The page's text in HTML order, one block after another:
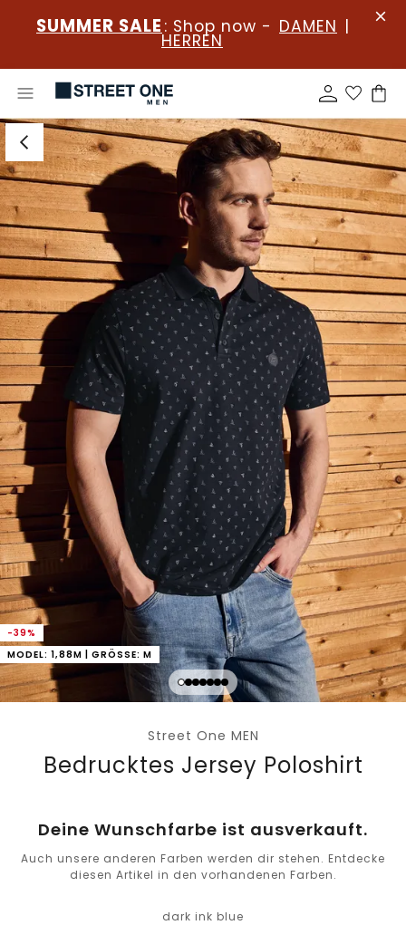
SUMMER SALE : Shop now - DAMEN |
HERREN
-39%
MODEL: 1,88M | GRÖSSE: M
Street One MEN
Bedrucktes Jersey Poloshirt
Deine Wunschfarbe ist ausverkauft.
Auch unsere anderen Farben werden dir stehen. Entdecke
diesen Artikel in den vorhandenen Farben.
dark ink blue